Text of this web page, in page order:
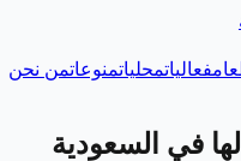
فعالياتمحلياتمنوعاتمن نحن
في السعودية